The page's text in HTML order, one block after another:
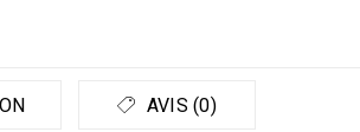
AVIS (0)